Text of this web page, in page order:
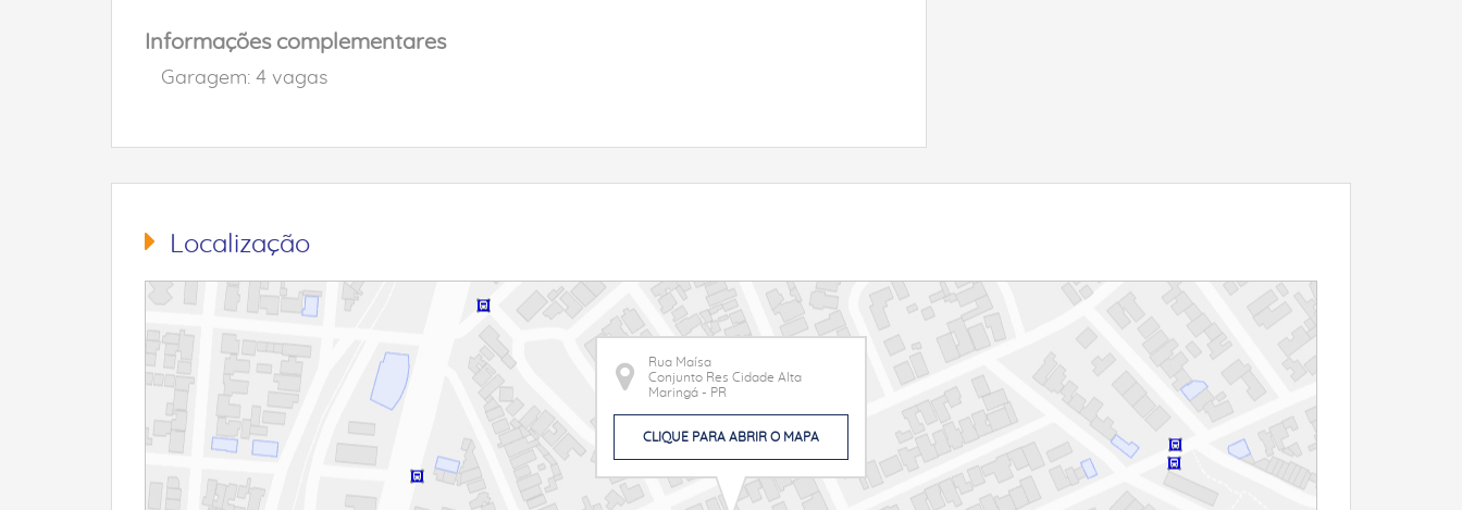
Informações complementares
Garagem: 4 vagas
Localização
Rua Maísa
Conjunto Res Cidade Alta
Maringá - PR
CLIQUE PARA ABRIR O MAPA